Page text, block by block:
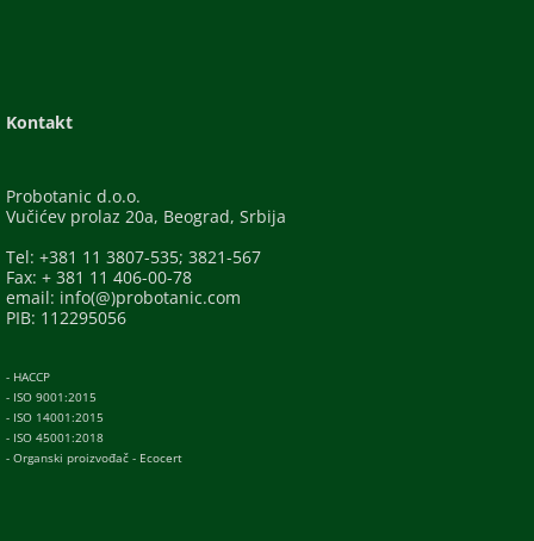
Kontakt
Probotanic d.o.o.
Vučićev prolaz 20a, Beograd, Srbija
Tel: +381 11 3807-535; 3821-567
Fax: + 381 11 406-00-78
email: info(@)probotanic.com
PIB: 112295056
- HACCP
- ISO 9001:2015
- ISO 14001:2015
- ISO 45001:2018
- Organski proizvođač - Ecocert